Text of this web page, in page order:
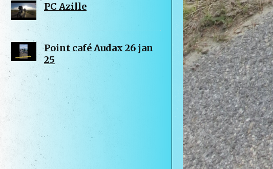
PC Azille
Point café Audax 26 jan
25